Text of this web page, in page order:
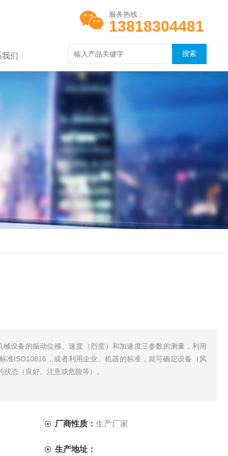
服务热线：
13818304481
我们
设备的振动位移、速度（烈度）和加速度三参数的测量，利用
准ISO10816，或者利用企业、机器的标准，就可确定设备（风
态（良好、注意或危险等）。
厂商性质： 生产厂家
生产地址：